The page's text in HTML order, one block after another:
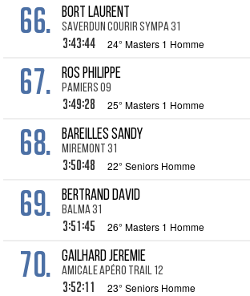
66. BORT Laurent
Saverdun Courir Sympa 31
3:43:44 24° Masters 1 Homme
67. ROS Philippe
Pamiers 09
3:49:28 25° Masters 1 Homme
68. BAREILLES Sandy
Miremont 31
3:50:48 22° Seniors Homme
69. BERTRAND David
Balma 31
3:51:45 26° Masters 1 Homme
70. GAILHARD Jeremie
Amicale Apéro Trail 12
3:52:11 23° Seniors Homme